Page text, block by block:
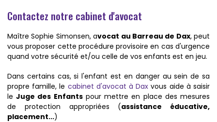
Contactez notre cabinet d'avocat
Maître Sophie Simonsen, avocat au Barreau de Dax, peut
vous proposer cette procédure provisoire en cas d'urgence
quand votre sécurité et/ou celle de vos enfants est en jeu.
Dans certains cas, si l'enfant est en danger au sein de sa
propre famille, le cabinet d'avocat à Dax vous aide à saisir
leJuge des Enfantspour mettre en place des mesures
de protection appropriées (assistance éducative,
placement...)